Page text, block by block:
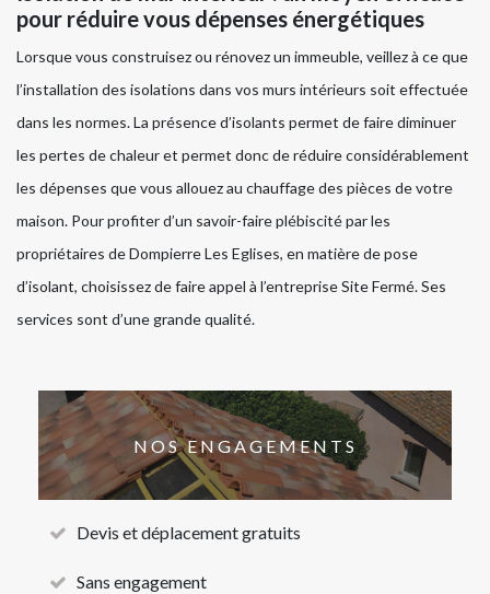
pour réduire vous dépenses énergétiques
Lorsque vous construisez ou rénovez un immeuble, veillez à ce que
l’installation des isolations dans vos murs intérieurs soit effectuée
dans les normes. La présence d’isolants permet de faire diminuer
les pertes de chaleur et permet donc de réduire considérablement
les dépenses que vous allouez au chauffage des pièces de votre
maison. Pour profiter d’un savoir-faire plébiscité par les
propriétaires de Dompierre Les Eglises, en matière de pose
d’isolant, choisissez de faire appel à l’entreprise Site Fermé. Ses
services sont d’une grande qualité.
NOS ENGAGEMENTS
Devis et déplacement gratuits
Sans engagement